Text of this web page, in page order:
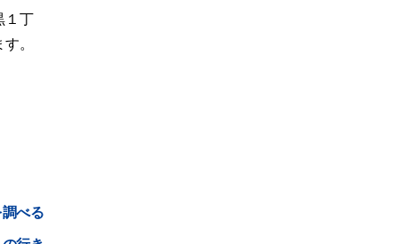
１丁
。
べる